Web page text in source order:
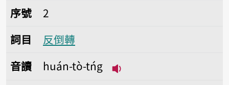
序號2反倒轉
序號
2
詞目
反倒轉
音讀
huán-tò-tńg